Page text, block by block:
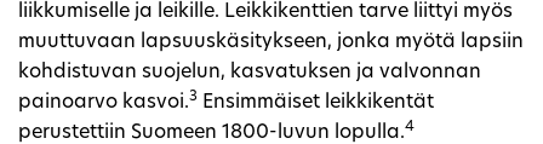
liikkumiselle ja leikille. Leikkikenttien tarve liittyi myös
muuttuvaan lapsuuskäsitykseen, jonka myötä lapsiin
kohdistuvan suojelun, kasvatuksen ja valvonnan
painoarvo kasvoi.3
Ensimmäiset leikkikentät
perustettiin Suomeen 1800-luvun lopulla.4